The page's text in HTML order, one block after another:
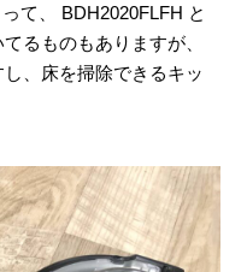
て、 BDH2020FLFH と
るものもありますが、
、床を掃除できるキッ